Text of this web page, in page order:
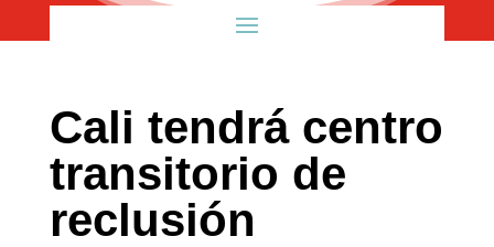
Cali tendrá centro
transitorio de
reclusión